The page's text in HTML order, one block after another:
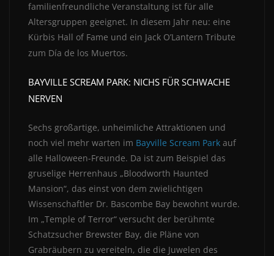
familienfreundliche Veranstaltung ist für alle
Altersgruppen geeignet. In diesem Jahr neu: eine
Kürbis Hall of Fame und ein Jack O’Lantern Tribute
zum Día de los Muertos.
BAYVILLE SCREAM PARK: NICHS FÜR SCHWACHE
NERVEN
Sechs großartige, unheimliche Attraktionen und
noch viel mehr warten im Bayville Scream Park auf
alle Halloween-Freunde. Da ist zum Beispiel das
gruselige Herrenhaus „Bloodworth Haunted
Mansion“, das einst von dem zwielichtigen
Wissenschaftler Dr. Bascombe Bay bewohnt wurde.
Im „Temple of Terror“ versucht der berühmte
Schatzsucher Brewster Bay, die Pläne von
Grabräubern zu vereiteln, die die Juwelen des